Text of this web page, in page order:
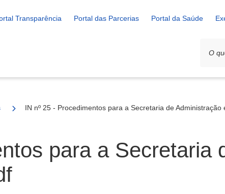
Transparência Portal das Parcerias Portal da Saúde
IN nº 25 - Procedimentos para a Secretaria de Administração
para a Secretaria